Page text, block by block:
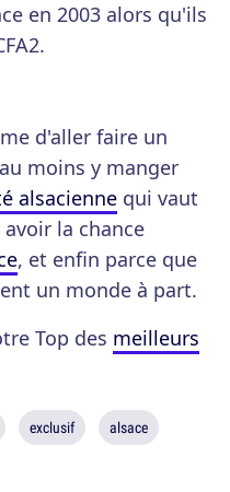
en 2003 alors qu'ils
d'aller faire un
moins y manger
alsacienne qui vaut
la chance
, et enfin parce que
un monde à part.
Top des meilleurs
exclusif alsace